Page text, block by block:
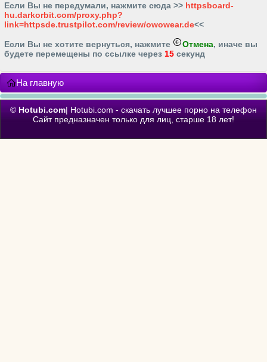
Если Вы не передумали, нажмите cюда >> httpsboard-
hu.darkorbit.com/proxy.php?
link=httpsde.trustpilot.com/review/owowear.de<<
Если Вы не хотите вернуться, нажмите Отмена, иначе вы
будете перемещены по ссылке через 15 секунд
На главную
© Hotubi.com| Hotubi.com - скачать лучшее порно на телефон
Сайт предназначен только для лиц, старше 18 лет!